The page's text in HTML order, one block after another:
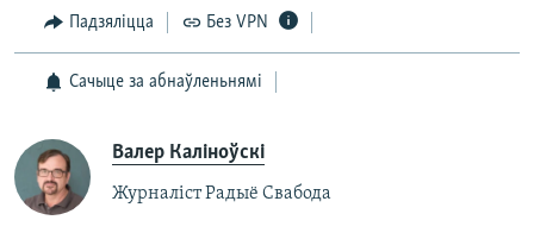
Падзяліцца Без VPN
Сачыце за абнаўленьнямі
Валер Каліноўскі
Журналіст Радыё Свабода